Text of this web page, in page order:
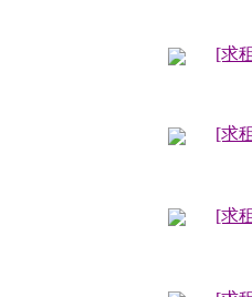
[求
[求
[求